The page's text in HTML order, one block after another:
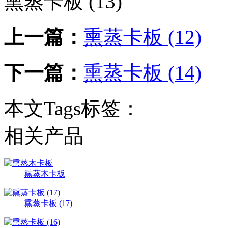
上一篇： 熏蒸卡板 (12)
下一篇： 熏蒸卡板 (14)
本文Tags标签：
相关产品
熏蒸木卡板
熏蒸卡板 (17)